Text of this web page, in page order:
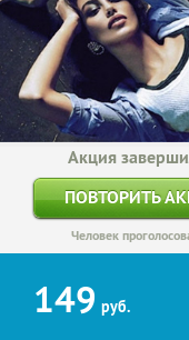
Акция
ПОВТОРИТЬ
Человек
149 руб.